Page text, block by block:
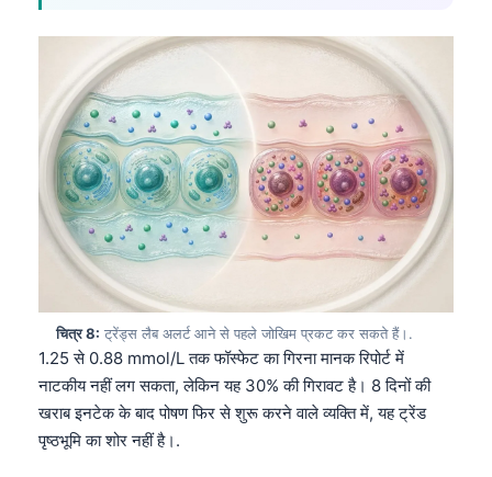
चित्र 8: ट्रेंड्स लैब अलर्ट आने से पहले जोखिम प्रकट कर सकते हैं।.
1.25 से 0.88 mmol/L तक फॉस्फेट का गिरना मानक रिपोर्ट में
नाटकीय नहीं लग सकता, लेकिन यह 30% की गिरावट है। 8 दिनों की
खराब इनटेक के बाद पोषण फिर से शुरू करने वाले व्यक्ति में, यह ट्रेंड
पृष्ठभूमि का शोर नहीं है।.
ქართული
Русский
Lietuvių kalba
Polski
한국어
Slovenščina
Magyar
Shqip
বাংলা
اردو
मराठी
తెలుగు